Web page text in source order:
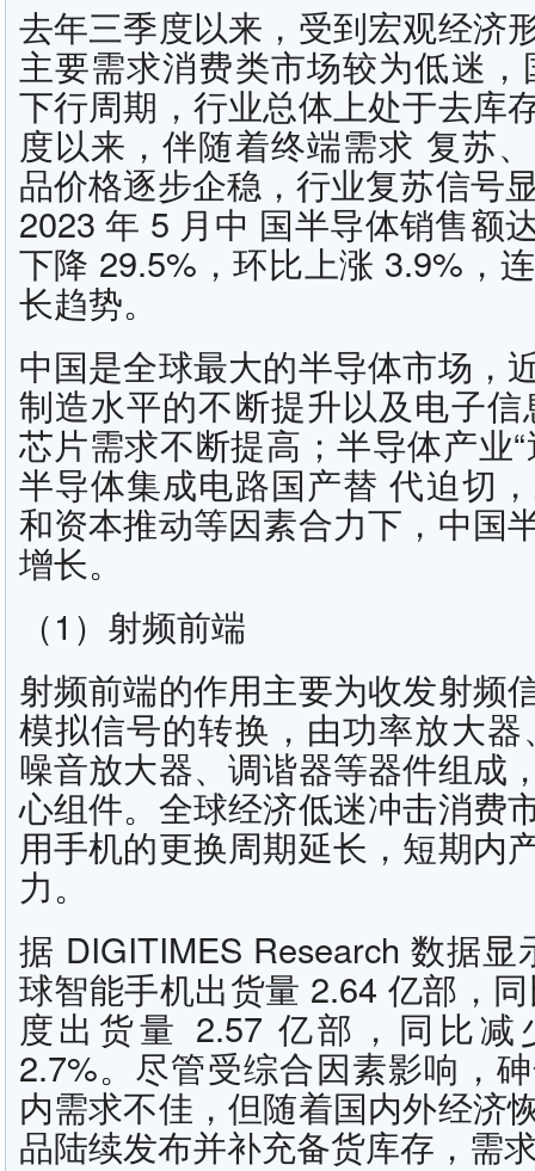
去年三季度以来，受到宏观经济
主要需求消费类市场较为低迷
下行周期，行业总体上处于去库
度以来，伴随着终端需求 复苏
品价格逐步企稳，行业复苏信号
2023 年 5 月中 国半导体销售额
下降 29.5%，环比上涨 3.9%，
长趋势。
中国是全球最大的半导体市场，
制造水平的不断提升以及电子
芯片需求不断提高；半导体产业
半导体集成电路国产替 代迫切
和资本推动等因素合力下，中国
增长。
（1）射频前端
射频前端的作用主要为收发射频
模拟信号的转换，由功率放大
噪音放大器、调谐器等器件组成
心组件。全球经济低迷冲击消费
用手机的更换周期延长，短期内
力。
据 DIGITIMES Research 数据
球智能手机出货量 2.64 亿部，
度出货量 2.57 亿部，同比减
2.7%。尽管受综合因素影响，
内需求不佳，但随着国内外经济
品陆续发布并补充备货库存，需